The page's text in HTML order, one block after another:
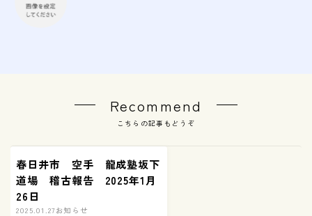
Recommend
こちらの記事もどうぞ
春日井市 空手 龍成塾坂下
道場 稽古報告 2025年1月
26日
2025.01.27お知らせ